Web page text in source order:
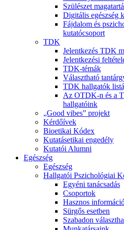
Szülészet
Digitális egészség
Fájdalom és
kutatócsoport
TDK
Jelentkezés TDK
Jelentkezési
TDK-témák
Választható
TDK hallgatók
Az OTDK-n és a
hallgatóink
„Good vibes” projekt
Kérdőívek
Bioetikai Kódex
Kutatásetikai engedély
Kutatói Alumni
Egészség
Egészség
Hallgatói Pszichológiai
Egyéni tanácsadás
Csoportok
Hasznos
Sürgős esetben
Szabadon